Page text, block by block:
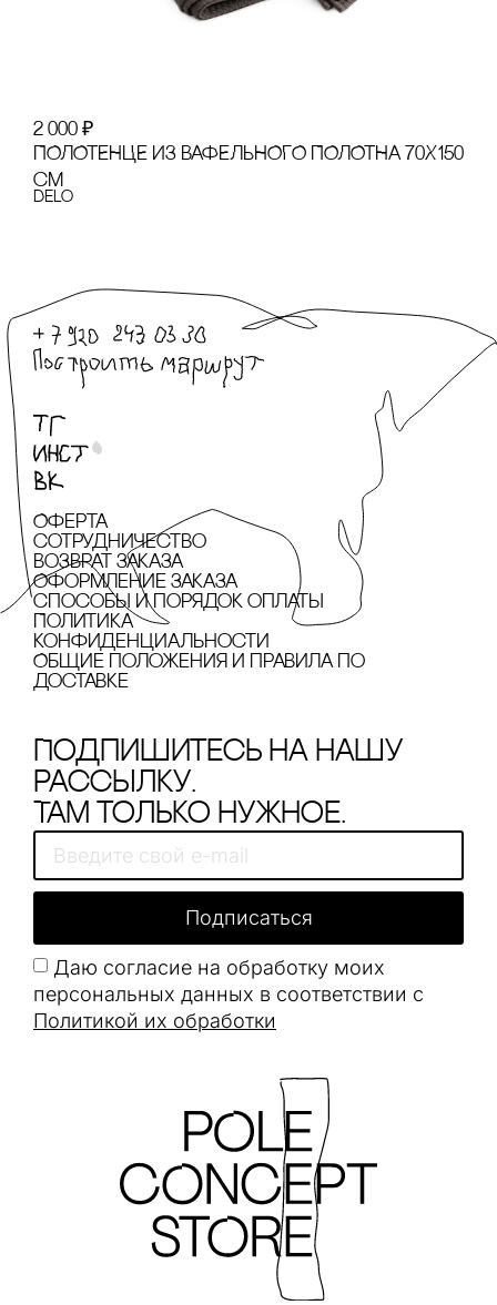
2 000 ₽
ПОЛОТЕНЦЕ ИЗ ВАФЕЛЬНОГО ПОЛОТНА 70Х150
сМ
Delo
Оферта
сотрудничество
Возврат заказа
Оформление заказа
cпособы и порядок оплаты
Политика
конфиденциальности
Общие положения и правила по
доставке
Подпишитесь на нашу
рассылку.
Там только нужное.
Даю согласие на обработку моих
персональных данных в соответствии с
Политикой их обработки
Подписаться